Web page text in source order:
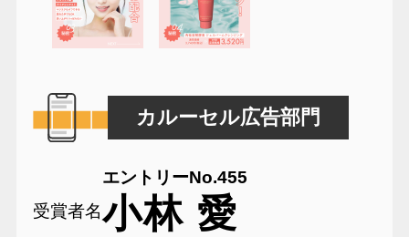
カルーセル広告部門
受賞者名
エントリーNo.455
小林 愛